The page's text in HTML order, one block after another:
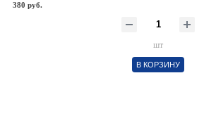
380 руб.
шт
В КОРЗИНУ